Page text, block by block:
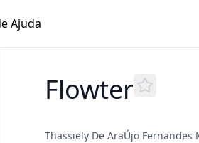
Ajuda
Flowter
Thassiely De AraÚjo Fernandes